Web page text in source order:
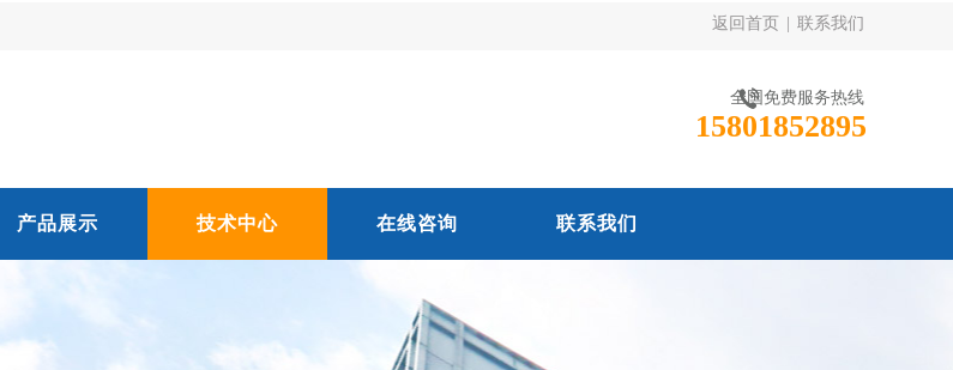
返回首页 联系我们
全国免费服务热线
15801852895
产品展示 技术中心 在线咨询 联系我们